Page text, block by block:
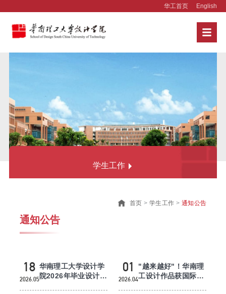
华工首页 English
学生工作
学生风采
就业实习
首页 >学生工作 > 通知公告
通知公告
18
2026.05
华南理工大学设计学
院2026年毕业设计作
01
2026.04
"越来越好"！华南理
工设计作品获国际大